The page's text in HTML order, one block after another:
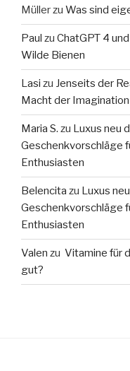
Müllerzu Was sind
Paul zu ChatGPT 4
Wilde Bienen
Lasi zu Jenseits der
Macht der
Maria S. zu Luxus neu
Geschenkvorschläge
Enthusiasten
Belencita zu Luxus
Geschenkvorschläge
Enthusiasten
Valen zu Vitamine für
gut?